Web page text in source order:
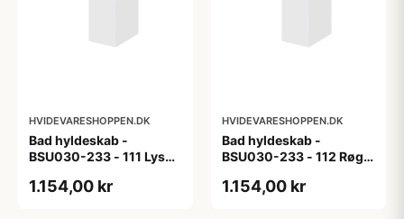
HVIDEVARESHOPPEN.DK
Bad hyldeskab -
BSU030-233 - 111 Lys
1.154,00 kr
HVIDEVARESHOPPEN.DK
Bad hyldeskab -
BSU030-233 - 112 Røget
1.154,00 kr